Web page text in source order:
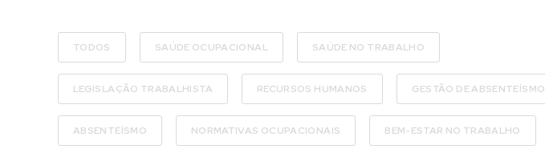
TODOS SAÚDE OCUPACIONAL SAÚDE NO TRABALHO
LEGISLAÇÃO TRABALHISTA RECURSOS HUMANOS GESTÃO DE ABSENTEÍSMO
ABSENTEÍSMO NORMATIVAS OCUPACIONAIS BEM-ESTAR NO TRABALHO